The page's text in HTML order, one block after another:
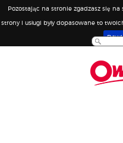
Pozostając na stronie zgadzasz się
strony i usługi były dopasowane to